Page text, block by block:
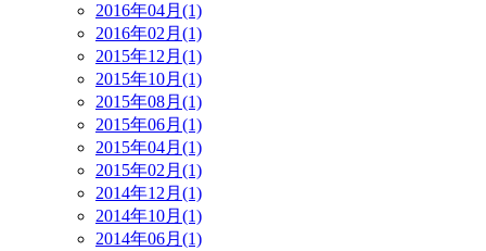
2016年04月(1)
2016年02月(1)
2015年12月(1)
2015年10月(1)
2015年08月(1)
2015年06月(1)
2015年04月(1)
2015年02月(1)
2014年12月(1)
2014年10月(1)
2014年06月(1)